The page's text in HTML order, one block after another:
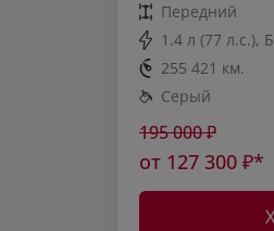
Передний
1.4 л (77 л.с.),
255 421 км.
Серый
195 000₽
от 127 300 ₽*